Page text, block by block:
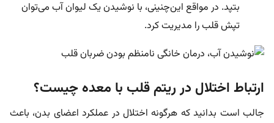
بتپد. در مواقع این‌چنینی، با نوشیدن یک لیوان آب می‌توان
تپش قلب را مدیریت کرد.
ارتباط اختلال در ریتم قلب با معده چیست؟
جالب است بدانید که هرگونه اختلال در عملکرد اعضای بدن، باعث